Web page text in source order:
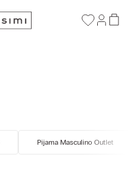
Pijama Masculino Outlet